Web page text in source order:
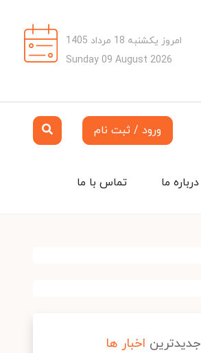
امروز یکشنبه 18 مرداد 1405
Sunday 09 August 2026
ورود / ثبت نام
تماس با ما درباره ما
جدیدترین اخبار ها